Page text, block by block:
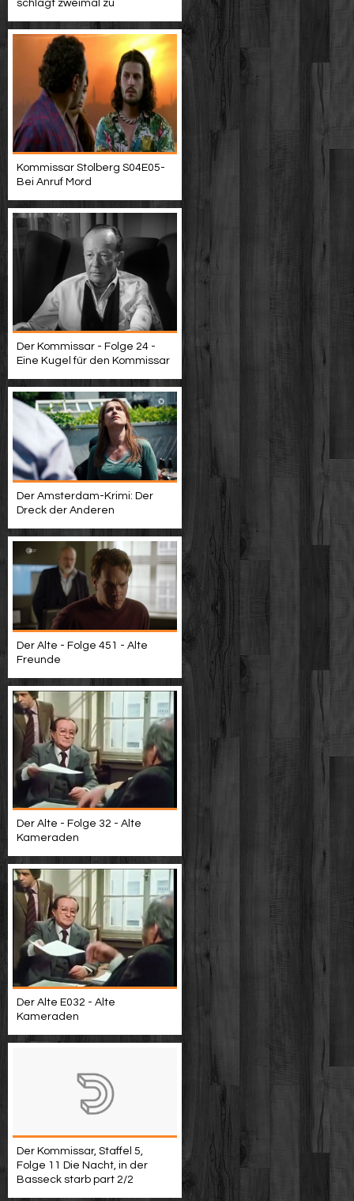
schlägt zweimal zu
Kommissar Stolberg S04E05-
Bei Anruf Mord
Der Kommissar - Folge 24 -
Eine Kugel für den Kommissar
Der Amsterdam-Krimi: Der
Dreck der Anderen
Der Alte - Folge 451 - Alte
Freunde
Der Alte - Folge 32 - Alte
Kameraden
Der Alte E032 - Alte
Kameraden
Der Kommissar, Staffel 5,
Folge 11 Die Nacht, in der
Basseck starb part 2/2